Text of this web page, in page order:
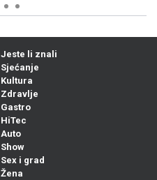
Jeste li znali
Sjećanje
Kultura
Zdravlje
Gastro
HiTec
Auto
Show
Sex i grad
Žena